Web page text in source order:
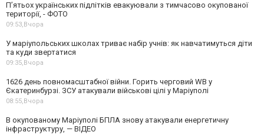
П’ятьох українських підлітків евакуювали з тимчасово окупованої
території, - ФОТО
09:53,Вчора
У маріупольських школах триває набір учнів: як навчатимуться діти
та куди звертатися
09:35,Вчора
1626 день повномасштабної війни. Горить черговий WB у
Єкатеринбурзі. ЗСУ атакували військові цілі у Маріуполі
08:55,Вчора
В окупованому Маріуполі БПЛА знову атакували енергетичну
інфраструктуру, — ВІДЕО